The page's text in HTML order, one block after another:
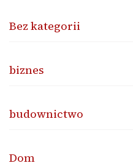
Bez kategorii
biznes
budownictwo
Dom